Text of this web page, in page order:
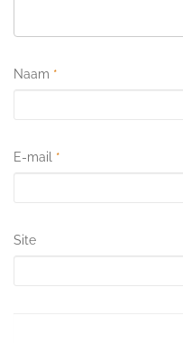
Naam *
E-mail *
Site